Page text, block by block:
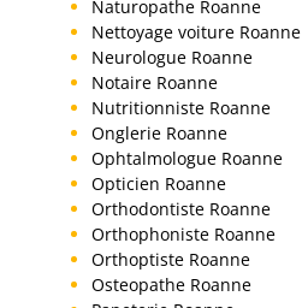
Naturopathe Roanne
Nettoyage voiture Roanne
Neurologue Roanne
Notaire Roanne
Nutritionniste Roanne
Onglerie Roanne
Ophtalmologue Roanne
Opticien Roanne
Orthodontiste Roanne
Orthophoniste Roanne
Orthoptiste Roanne
Osteopathe Roanne